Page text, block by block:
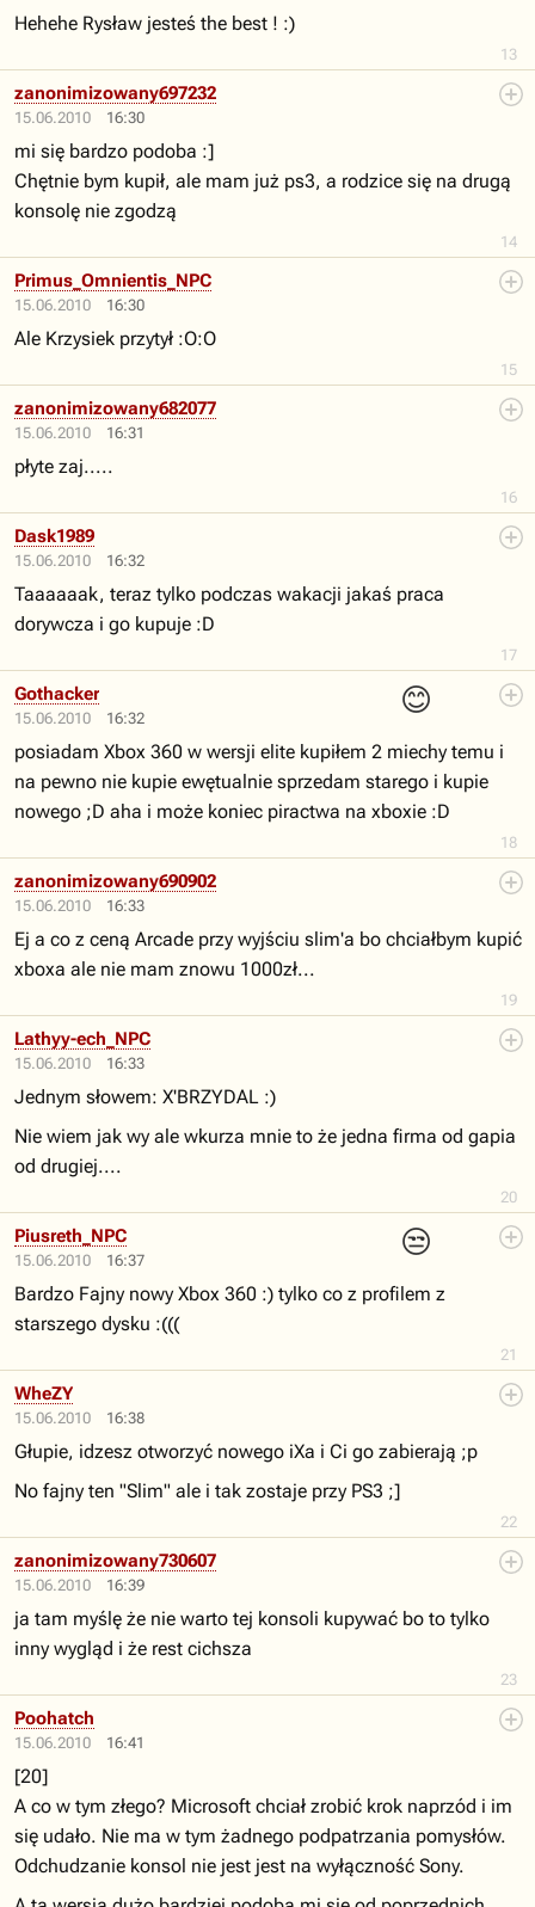
13
Hehehe Rysław jesteś the best ! :)
15.06.2010 16:30
14
zanonimizowany697232
mi się bardzo podoba :]
Chętnie bym kupił, ale mam już ps3, a rodzice się na drugą
konsolę nie zgodzą
15.06.2010 16:30
15
Primus_Omnientis_NPC
Ale Krzysiek przytył :O:O
15.06.2010 16:31
16
zanonimizowany682077
płyte zaj.....
15.06.2010 16:32
17
Dask1989
Taaaaaak, teraz tylko podczas wakacji jakaś praca
dorywcza i go kupuje :D
15.06.2010 16:32
😊
18
Gothacker
posiadam Xbox 360 w wersji elite kupiłem 2 miechy temu i
na pewno nie kupie ewętualnie sprzedam starego i kupie
nowego ;D aha i może koniec piractwa na xboxie :D
15.06.2010 16:33
19
zanonimizowany690902
Ej a co z ceną Arcade przy wyjściu slim'a bo chciałbym kupić
xboxa ale nie mam znowu 1000zł...
15.06.2010 16:33
20
Lathyy-ech_NPC
Jednym słowem: X'BRZYDAL :)
Nie wiem jak wy ale wkurza mnie to że jedna firma od gapia
od drugiej....
15.06.2010 16:37
😒
21
Piusreth_NPC
Bardzo Fajny nowy Xbox 360 :) tylko co z profilem z
starszego dysku :(((
15.06.2010 16:38
22
WheZY
Głupie, idzesz otworzyć nowego iXa i Ci go zabierają ;p
No fajny ten "Slim" ale i tak zostaje przy PS3 ;]
15.06.2010 16:39
23
zanonimizowany730607
ja tam myślę że nie warto tej konsoli kupywać bo to tylko
inny wygląd i że rest cichsza
15.06.2010 16:41
Poohatch
[20]
A co w tym złego? Microsoft chciał zrobić krok naprzód i im
się udało. Nie ma w tym żadnego podpatrzania pomysłów.
Odchudzanie konsol nie jest jest na wyłączność Sony.